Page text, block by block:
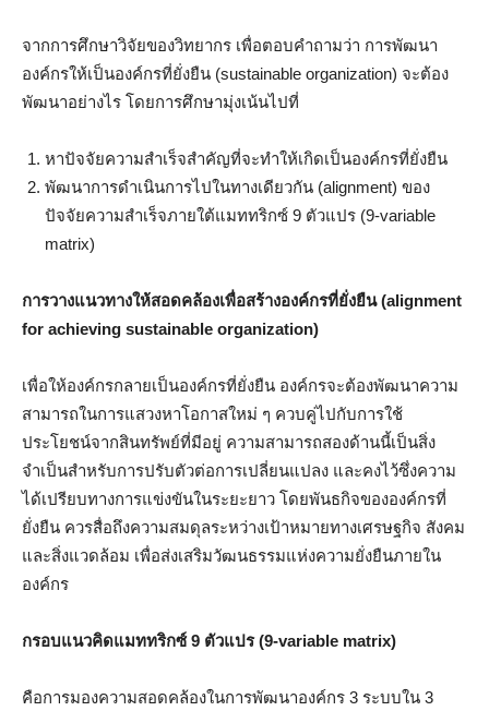
จากการศึกษาวิจัยของวิทยากร เพื่อตอบคำถามว่า การพัฒนา
องค์กรให้เป็นองค์กรที่ยั่งยืน (sustainable organization) จะต้อง
พัฒนาอย่างไร โดยการศึกษามุ่งเน้นไปที่
หาปัจจัยความสำเร็จสำคัญที่จะทำให้เกิดเป็นองค์กรที่ยั่งยืน
พัฒนาการดำเนินการไปในทางเดียวกัน (alignment) ของ
ปัจจัยความสำเร็จภายใต้แมททริกซ์ 9 ตัวแปร (9-variable
matrix)
การวางแนวทางให้สอดคล้องเพื่อสร้างองค์กรที่ยั่งยืน (alignment
for achieving sustainable organization)
เพื่อให้องค์กรกลายเป็นองค์กรที่ยั่งยืน องค์กรจะต้องพัฒนาความ
สามารถในการแสวงหาโอกาสใหม่ ๆ ควบคู่ไปกับการใช้
ประโยชน์จากสินทรัพย์ที่มีอยู่ ความสามารถสองด้านนี้เป็นสิ่ง
จำเป็นสำหรับการปรับตัวต่อการเปลี่ยนแปลง และคงไว้ซึ่งความ
ได้เปรียบทางการแข่งขันในระยะยาว โดยพันธกิจขององค์กรที่
ยั่งยืน ควรสื่อถึงความสมดุลระหว่างเป้าหมายทางเศรษฐกิจ สังคม
และสิ่งแวดล้อม เพื่อส่งเสริมวัฒนธรรมแห่งความยั่งยืนภายใน
องค์กร
กรอบแนวคิดแมททริกซ์ 9 ตัวแปร (9-variable matrix)
คือการมองความสอดคล้องในการพัฒนาองค์กร 3 ระบบใน 3